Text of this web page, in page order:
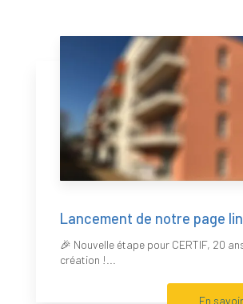
Lancement de notre page
🎉 Nouvelle étape pour CERTIF, 20
création !...
En